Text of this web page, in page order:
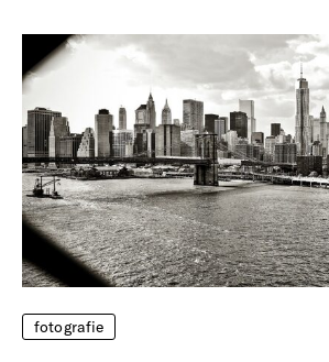
fotografie